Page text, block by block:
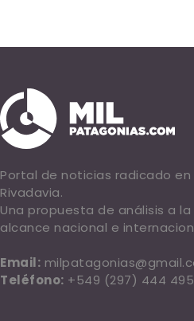
Portal de noticias radicado
Rivadavia.
Una propuesta de análisis a
alcance nacional e
Email:
Teléfono: +549 (297) 444